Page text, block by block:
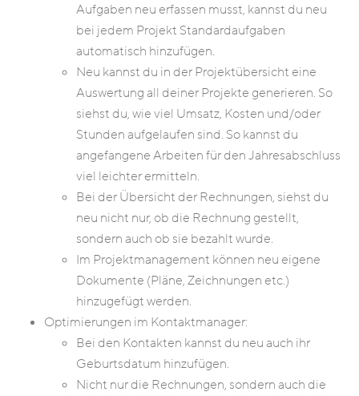
Aufgaben neu erfassen musst, kannst du neu
bei jedem Projekt Standardaufgaben
automatisch hinzufügen.
Neu kannst du in der Projektübersicht eine
Auswertung all deiner Projekte generieren. So
siehst du, wie viel Umsatz, Kosten und/oder
Stunden aufgelaufen sind. So kannst du
angefangene Arbeiten für den Jahresabschluss
viel leichter ermitteln.
Bei der Übersicht der Rechnungen, siehst du
neu nicht nur, ob die Rechnung gestellt,
sondern auch ob sie bezahlt wurde.
Im Projektmanagement können neu eigene
Dokumente (Pläne, Zeichnungen etc.)
hinzugefügt werden.
Optimierungen im Kontaktmanager:
Bei den Kontakten kannst du neu auch ihr
Geburtsdatum hinzufügen.
Nicht nur die Rechnungen, sondern auch die